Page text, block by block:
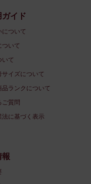
ガイド
について
ついて
いて
サイズについて
品ランクについて
ご質問
法に基づく表示
報